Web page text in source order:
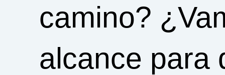
camino?
alcance para